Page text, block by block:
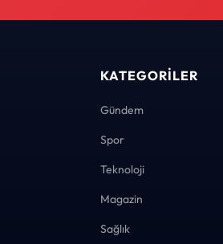
KATEGORILER
Gündem
Spor
Teknoloji
Magazin
Sağlık